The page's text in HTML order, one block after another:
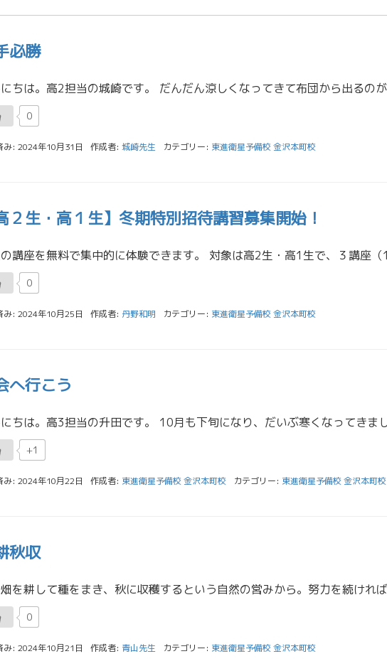
必勝
0
み: 2024年10月31日 作成者: 城崎先生 カテゴリー: 東進衛星予備校 金沢本町校
２生・高１生】冬期特別招待講習募集開始！
0
み: 2024年10月25日 作成者: 丹野和明 カテゴリー: 東進衛星予備校 金沢本町校
へ行こう
+1
み: 2024年10月22日 作成者: 東進衛星予備校 金沢本町校 カテゴリー: 東進衛星予備校 金沢本町校
秋収
0
み: 2024年10月21日 作成者: 青山先生 カテゴリー: 東進衛星予備校 金沢本町校